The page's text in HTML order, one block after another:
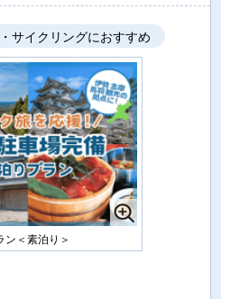
サイクリングにおすすめ
ン＜素泊り＞